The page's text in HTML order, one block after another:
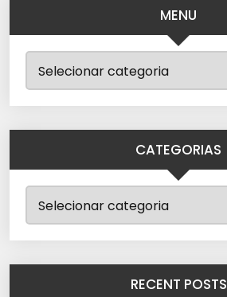
MENU
CATEGORIAS
RECENT POSTS